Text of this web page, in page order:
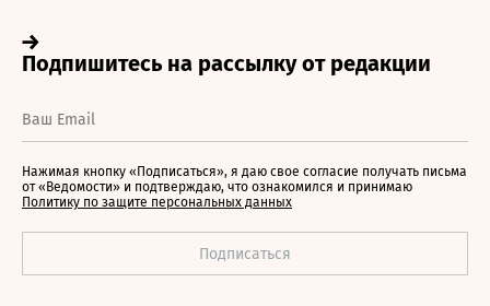
Нажимая кнопку «Подписаться», я даю свое согласие получать письма
от «Ведомости» и подтверждаю, что ознакомился и принимаю
Политику по защите персональных данных